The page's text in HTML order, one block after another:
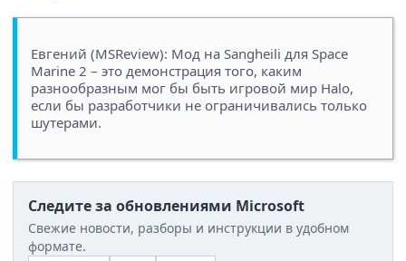
Евгений (MSReview): Мод на Sangheili для Space
Marine 2 – это демонстрация того, каким
разнообразным мог бы быть игровой мир Halo,
если бы разработчики не ограничивались только
шутерами.
Следите за обновлениями Microsoft
Свежие новости, разборы и инструкции в удобном
формате.